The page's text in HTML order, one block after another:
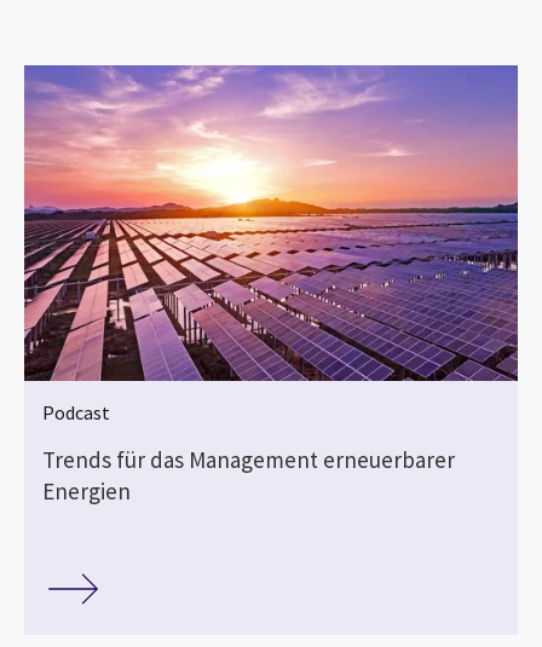
Podcast
Trends für das Management erneuerbarer
Energien